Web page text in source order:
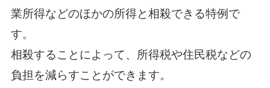
業所得などのほかの所得と相殺できる特例で
す。
相殺することによって、所得税や住民税などの
負担を減らすことができます。